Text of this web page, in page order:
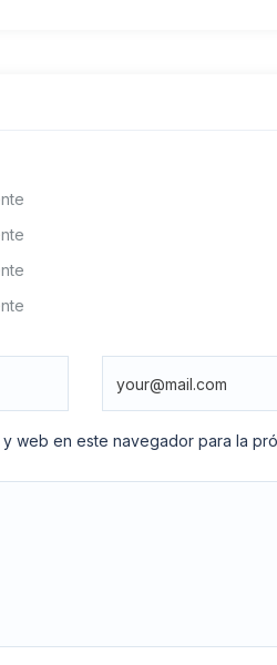
web en este navegador para la